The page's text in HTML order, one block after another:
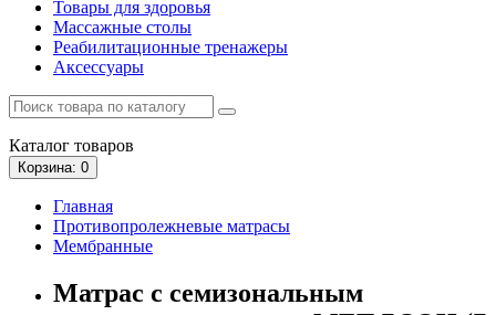
Товары для здоровья
Массажные столы
Реабилитационные тренажеры
Аксессуары
Каталог товаров
Корзина: 0
Главная
Противопролежневые матрасы
Мембранные
Матрас c семизональным